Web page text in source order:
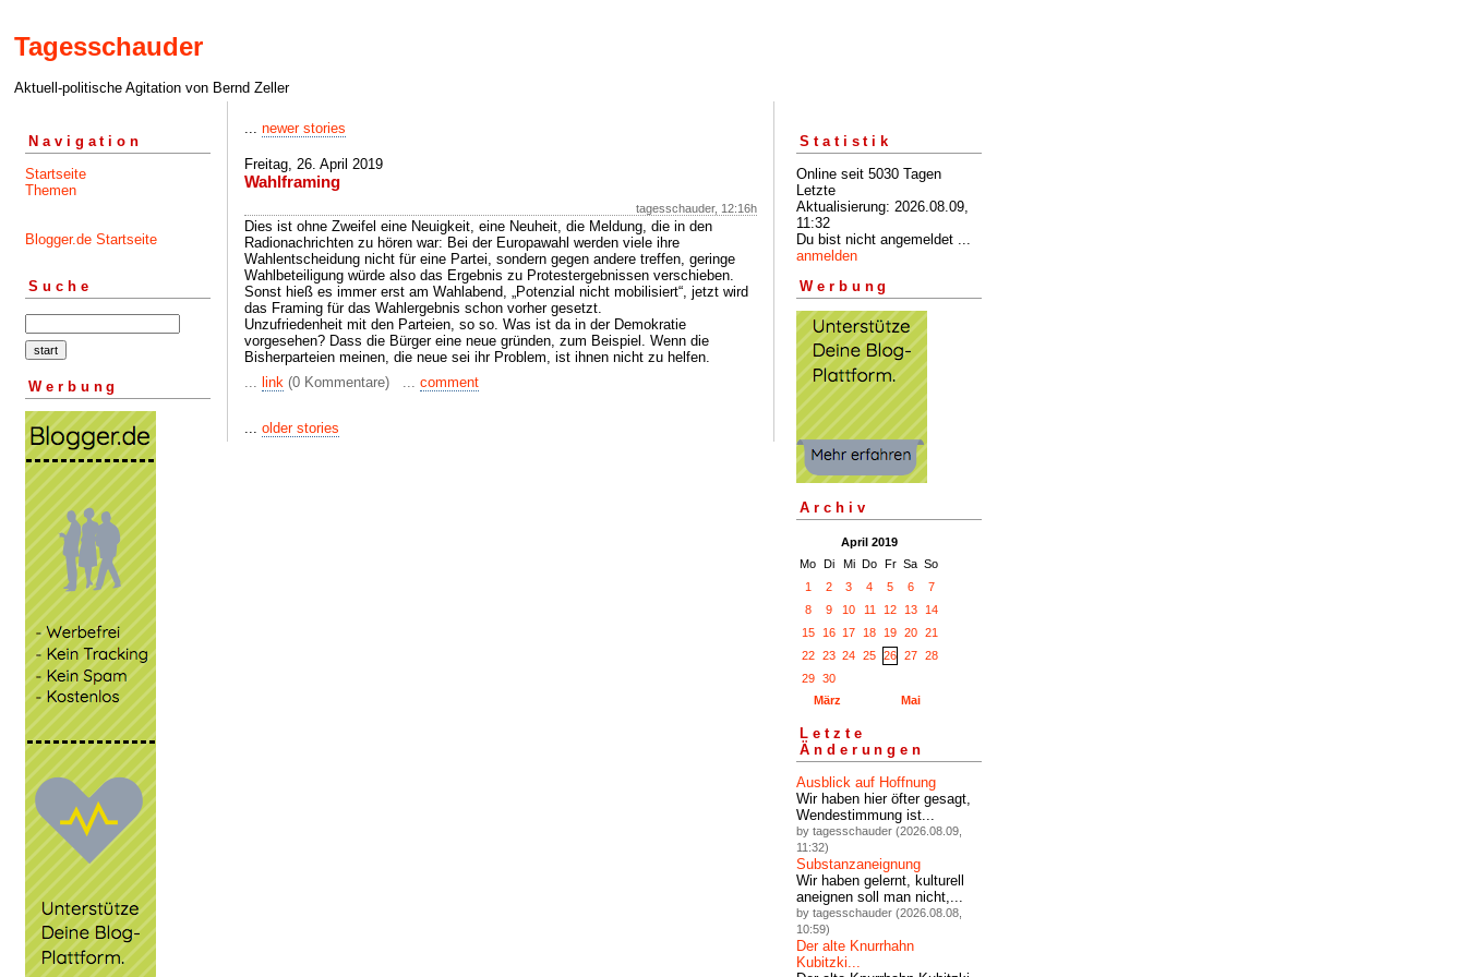
Tagesschauder
Aktuell-politische Agitation von Bernd Zeller
Navigation
Startseite
Themen
Blogger.de Startseite
Suche
Werbung
... newer stories
Freitag, 26. April 2019
Wahlframing
tagesschauder, 12:16h
Dies ist ohne Zweifel eine Neuigkeit, eine Neuheit, die Meldung, die in den
Radionachrichten zu hören war: Bei der Europawahl werden viele ihre
Wahlentscheidung nicht für eine Partei, sondern gegen andere treffen, geringe
Wahlbeteiligung würde also das Ergebnis zu Protestergebnissen verschieben.
Sonst hieß es immer erst am Wahlabend, „Potenzial nicht mobilisiert“, jetzt wird
das Framing für das Wahlergebnis schon vorher gesetzt.
Unzufriedenheit mit den Parteien, so so. Was ist da in der Demokratie
vorgesehen? Dass die Bürger eine neue gründen, zum Beispiel. Wenn die
Bisherparteien meinen, die neue sei ihr Problem, ist ihnen nicht zu helfen.
... link (0 Kommentare) ... comment
... older stories
Statistik
Online seit 5030 Tagen
Letzte
Aktualisierung: 2026.08.09,
11:32
Du bist nicht angemeldet ...
anmelden
Werbung
Archiv
April 2019
Mo Di Mi Do Fr Sa So
1
2 3 4 5 6
7
8
9 10 11 12 13
14
15
16 17 18 19 20
21
22
23 24 25 26 27
28
29
30
März
Mai
Letzte
Änderungen
Ausblick auf Hoffnung
Wir haben hier öfter gesagt,
Wendestimmung ist...
by tagesschauder (2026.08.09,
11:32)
Substanzaneignung
Wir haben gelernt, kulturell
aneignen soll man nicht,...
by tagesschauder (2026.08.08,
10:59)
Der alte Knurrhahn
Kubitzki...